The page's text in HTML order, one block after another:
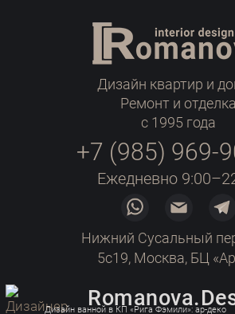
Дизайн квартир и
Ремонт и отделка
с 1995 года
+7 (985) 969-
Ежедневно
Нижний Сусальный
5с19, Москва, БЦ
Дизайн ванной в КП «Рига Фэмили»: ар-деко